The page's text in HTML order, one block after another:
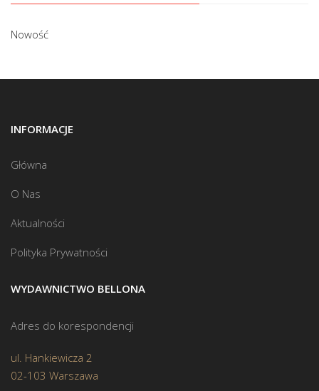
Nowość
INFORMACJE
Główna
O Nas
Aktualności
Polityka Prywatności
WYDAWNICTWO BELLONA
Adres do korespondencji
ul. Hankiewicza 2
02-103 Warszawa